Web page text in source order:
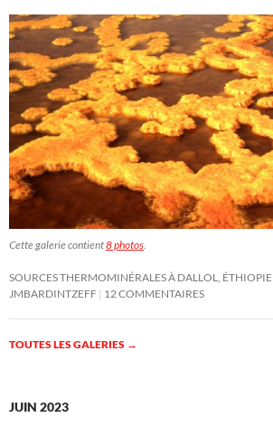
Cette galerie contient8 photos
SOURCES THERMOMINÉRALES À DALLOL, ÉTHIOPIE
JMBARDINTZEFF 12 COMMENTAIRES
TOUTES LES GALERIES →
JUIN 2023